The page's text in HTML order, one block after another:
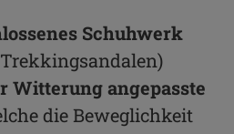
Schuhwerk
Witterung angepasste
die Beweglichkeit